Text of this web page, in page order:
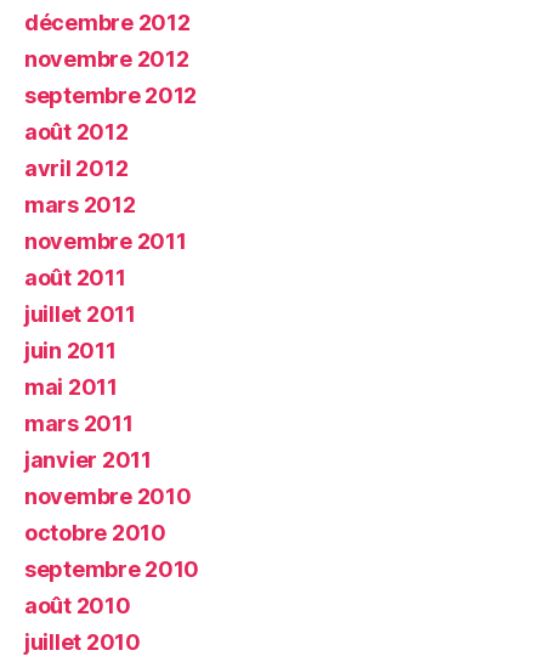
décembre 2012
novembre 2012
septembre 2012
août 2012
avril 2012
mars 2012
novembre 2011
août 2011
juillet 2011
juin 2011
mai 2011
mars 2011
janvier 2011
novembre 2010
octobre 2010
septembre 2010
août 2010
juillet 2010